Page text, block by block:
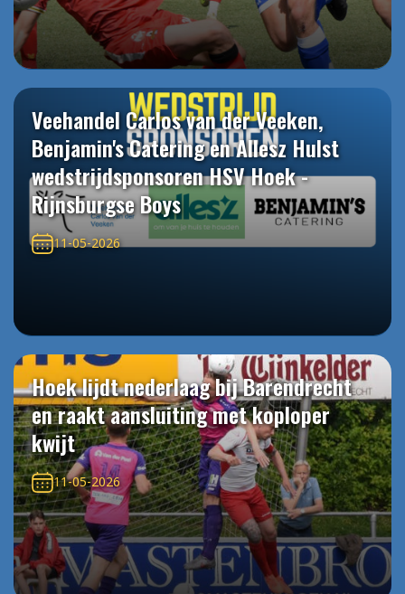
Veehandel Carlos van der Veeken,
Benjamin's Catering en Allesz Hulst
wedstrijdsponsoren HSV Hoek -
Rijnsburgse Boys
11-05-2026
Hoek lijdt nederlaag bij Barendrecht
en raakt aansluiting met koploper
kwijt
11-05-2026